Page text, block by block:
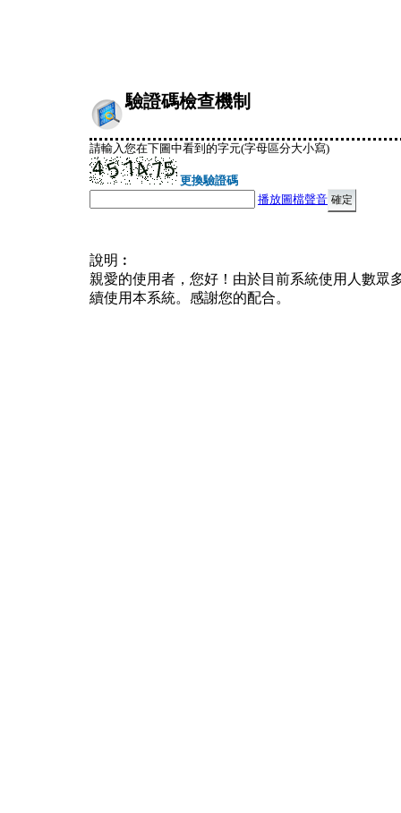
驗證碼檢查機制
請輸入您在下圖中看到的字元(字母區分大小寫)
更換驗證碼
播放圖檔聲音
說明︰
親愛的使用者，您好！由於目前系統使用人數眾
續使用本系統。感謝您的配合。